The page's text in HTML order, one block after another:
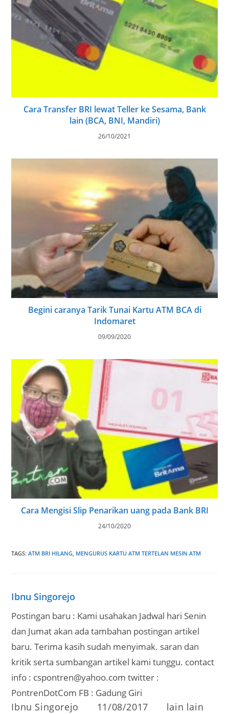
Cara Transfer BRI lewat Teller ke Sesama, Bank
lain (BCA, BNI, Mandiri)
26/10/2021
Begini caranya Tarik Tunai Kartu ATM BCA di
Indomaret
09/09/2020
Cara Mengisi Slip Penarikan uang pada Bank BRI
24/10/2020
TAGS:ATM BRI HILANG, MENGURUS KARTU ATM TERTELAN MESIN ATM
Ibnu Singorejo
Postingan baru : Kami usahakan Jadwal hari Senin
dan Jumat akan ada tambahan postingan artikel
baru. Terima kasih sudah menyimak. saran dan
kritik serta sumbangan artikel kami tunggu. contact
info : cspontren@yahoo.com twitter :
PontrenDotCom FB : Gadung Giri
Post
Ibnu Singorejo
Post
11/08/2017
Post
lain lain